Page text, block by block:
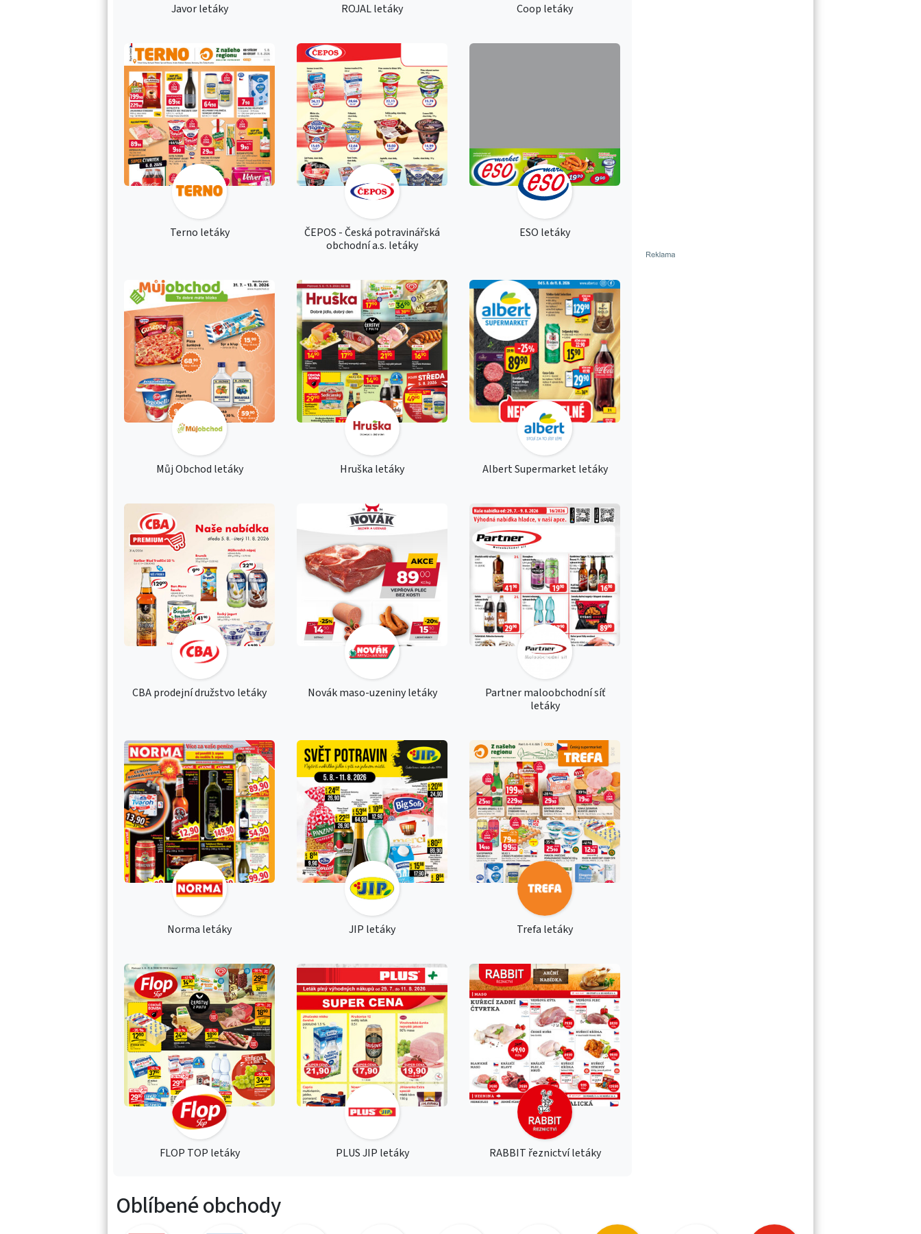
Javor letáky ROJAL letáky Coop letáky
Terno letáky
ČEPOS - Česká potravinářská
obchodní a.s. letáky
ESO letáky
Můj Obchod letáky Hruška letáky Albert Supermarket letáky
CBA prodejní družstvo letáky Novák maso-uzeniny letáky
Partner maloobchodní síť
letáky
Norma letáky JIP letáky Trefa letáky
FLOP TOP letáky PLUS JIP letáky RABBIT řeznictví letáky
Oblíbené obchody